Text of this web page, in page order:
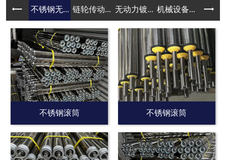
不锈钢无... 链轮传动... 无动力镀... 机械设备... 无动
不锈钢滚筒 不锈钢滚筒